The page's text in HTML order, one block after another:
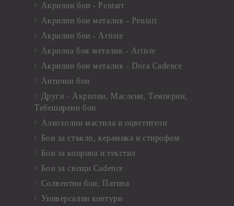
Акрилни бои - Pentart
Акрилни бои металик - Pentart
Акрилни бои - Artiste
Акрилна боя металик - Artiste
Акрилни бои металик - Dora Cadence
Антични бои
Други - Акрилни, Маслени, Темперни,
Тебеширени бои
Алкохолни мастила и оцветители
Бои за стъкло, керамика и стирофом
Бои за коприна и текстил
Бои за свещи Cadence
Солвентни бои, Патина
Универсални контури